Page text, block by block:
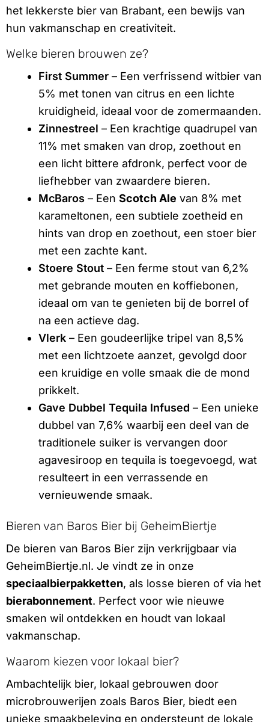
het lekkerste bier van Brabant, een bewijs van
hun vakmanschap en creativiteit.
Welke bieren brouwen ze?
First Summer – Een verfrissend witbier van
5% met tonen van citrus en een lichte
kruidigheid, ideaal voor de zomermaanden.
Zinnestreel – Een krachtige quadrupel van
11% met smaken van drop, zoethout en
een licht bittere afdronk, perfect voor de
liefhebber van zwaardere bieren.
McBaros – Een Scotch Ale van 8% met
karameltonen, een subtiele zoetheid en
hints van drop en zoethout, een stoer bier
met een zachte kant.
Stoere Stout – Een ferme stout van 6,2%
met gebrande mouten en koffiebonen,
ideaal om van te genieten bij de borrel of
na een actieve dag.
Vlerk – Een goudeerlijke tripel van 8,5%
met een lichtzoete aanzet, gevolgd door
een kruidige en volle smaak die de mond
prikkelt.
Gave Dubbel Tequila Infused – Een unieke
dubbel van 7,6% waarbij een deel van de
traditionele suiker is vervangen door
agavesiroop en tequila is toegevoegd, wat
resulteert in een verrassende en
vernieuwende smaak.
Bieren van Baros Bier bij GeheimBiertje
De bieren van Baros Bier zijn verkrijgbaar via
GeheimBiertje.nl. Je vindt ze in onze
speciaalbierpakketten, als losse bieren of via het
bierabonnement. Perfect voor wie nieuwe
smaken wil ontdekken en houdt van lokaal
vakmanschap.
Waarom kiezen voor lokaal bier?
Ambachtelijk bier, lokaal gebrouwen door
microbrouwerijen zoals Baros Bier, biedt een
unieke smaakbeleving en ondersteunt de lokale